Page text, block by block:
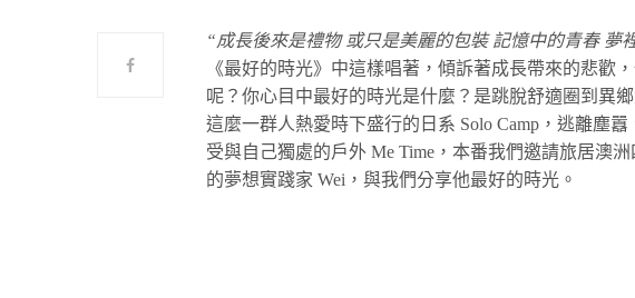
“成長後來是禮物 或只是美麗的包裝 記憶中的青春 夢
《最好的時光》中這樣唱著，傾訴著成長帶來的悲歡
呢？你心目中最好的時光是什麼？是跳脫舒適圈到異
這麼一群人熱愛時下盛行的日系 Solo Camp，逃離塵
受與自己獨處的戶外 Me Time，本番我們邀請旅居澳
的夢想實踐家 Wei，與我們分享他最好的時光。